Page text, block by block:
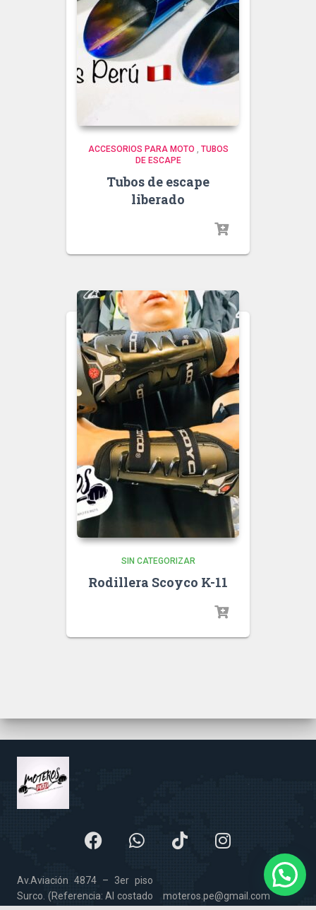
ACCESORIOS PARA MOTO , TUBOS
DE ESCAPE
Tubos de escape
liberado
SIN CATEGORIZAR
Rodillera Scoyco K-11
Av.Aviación 4874 – 3er piso
Surco. (Referencia: Al costado
moteros.pe@gmail.com